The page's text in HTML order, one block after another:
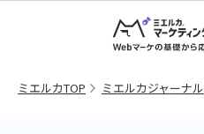
ミエルカTOP ミエルカジャーナル